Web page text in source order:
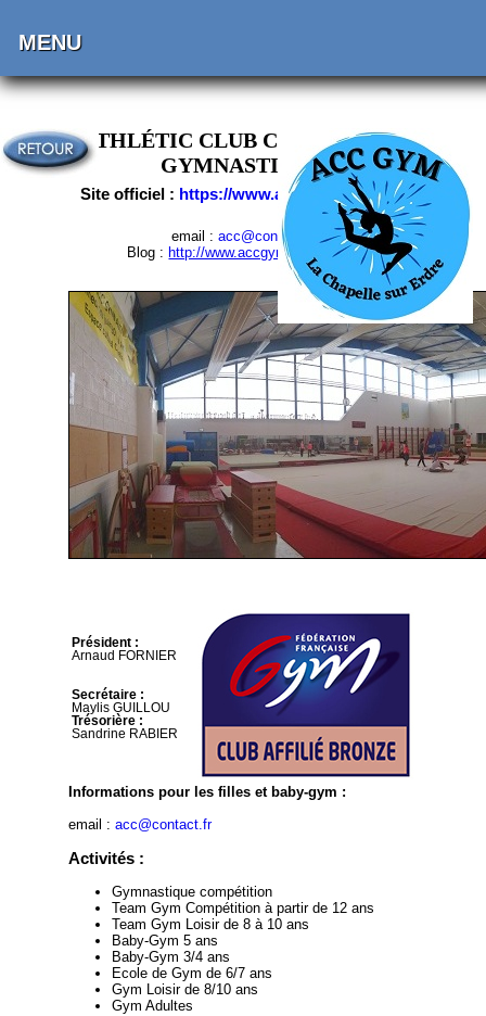
MENU
ATHLÉTIC CLUB CHAPELAIN -
GYMNASTIQUE
Site officiel : https://www.accgym.fr/
email : acc@contact.fr
Blog : http://www.accgym.blogspot.fr
Président :
Arnaud FORNIER
Secrétaire :
Maylis GUILLOU
Trésorière :
Sandrine RABIER
Informations pour les filles et baby-gym :
email : acc@contact.fr
Activités :
Gymnastique compétition
Team Gym Compétition à partir de 12 ans
Team Gym Loisir de 8 à 10 ans
Baby-Gym 5 ans
Baby-Gym 3/4 ans
Ecole de Gym de 6/7 ans
Gym Loisir de 8/10 ans
Gym Adultes